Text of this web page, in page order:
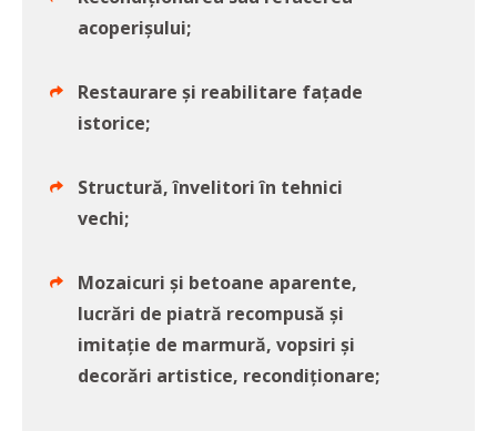
acoperișului;
Restaurare și reabilitare fațade
istorice;
Structură, învelitori în tehnici
vechi;
Mozaicuri și betoane aparente,
lucrări de piatră recompusă și
imitație de marmură, vopsiri și
decorări artistice, recondiționare;